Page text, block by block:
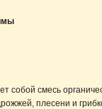
собой смесь
плесени и